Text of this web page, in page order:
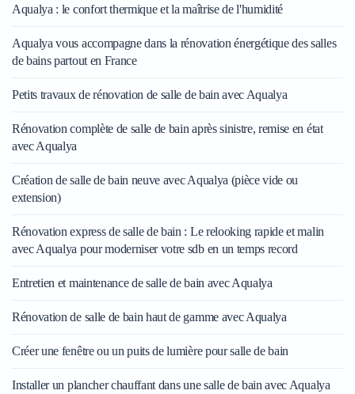
Aqualya : le confort thermique et la maîtrise de l'humidité
Aqualya vous accompagne dans la rénovation énergétique des salles
de bains partout en France
Petits travaux de rénovation de salle de bain avec Aqualya
Rénovation complète de salle de bain après sinistre, remise en état
avec Aqualya
Création de salle de bain neuve avec Aqualya (pièce vide ou
extension)
Rénovation express de salle de bain : Le relooking rapide et malin
avec Aqualya pour moderniser votre sdb en un temps record
Entretien et maintenance de salle de bain avec Aqualya
Rénovation de salle de bain haut de gamme avec Aqualya
Créer une fenêtre ou un puits de lumière pour salle de bain
Installer un plancher chauffant dans une salle de bain avec Aqualya